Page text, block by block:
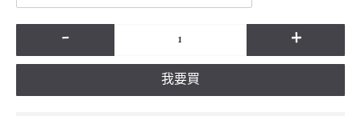
- +
我要買